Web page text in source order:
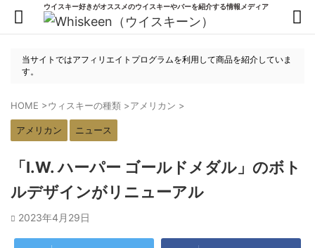
ウイスキー好きがオススメのウイスキーやバーを紹介する情報メディア
当サイトではアフィリエイトプログラムを利用して商品を紹介していま
す。
HOME >ウィスキーの種類 >アメリカン >
アメリカン ニュース
「I.W. ハーパー ゴールドメダル」のボト
ルデザインがリニューアル
2023年4月29日